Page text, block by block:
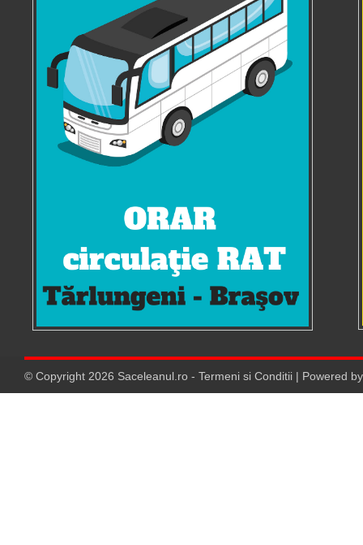
© Copyright 2026 Saceleanul.ro - Termeni si Conditii | Powered